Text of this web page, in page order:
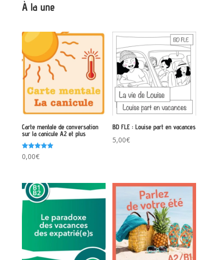
À la une
Carte mentale de conversation
sur la canicule A2 et plus
Note
5.00
0,00€
BD FLE : Louise part en vacances
5,00€